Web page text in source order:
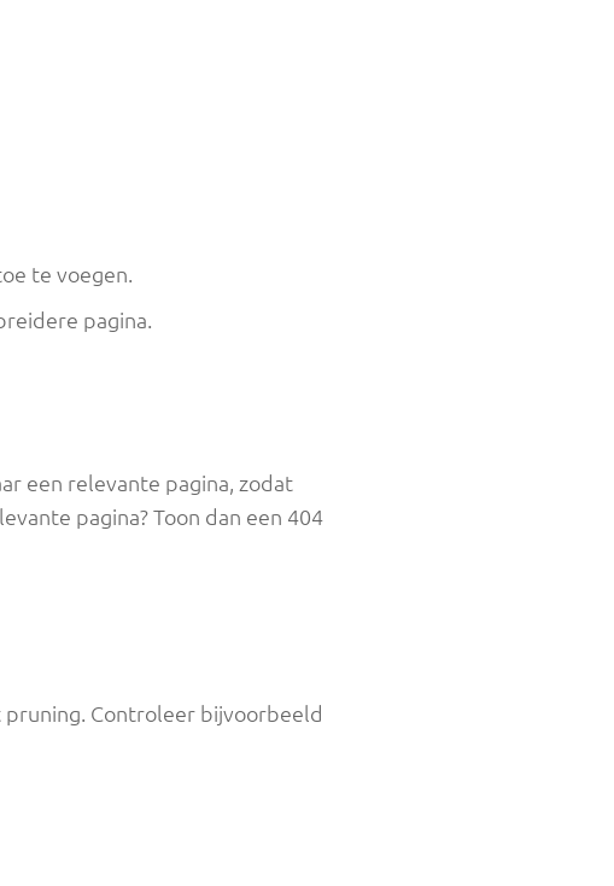
te voegen.
pagina.
een relevante pagina, zodat
pagina? Toon dan een 404
Controleer bijvoorbeeld